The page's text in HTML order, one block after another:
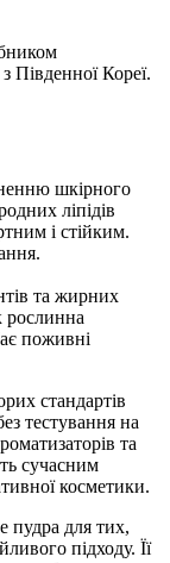
Південної Кореї.
шкірного
ліпідів
і стійким.
та жирних
рослинна
поживні
стандартів
тестування на
та
сучасним
косметики.
пудра для тих,
підходу. Її